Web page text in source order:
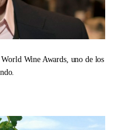
Wine Awards, uno de los